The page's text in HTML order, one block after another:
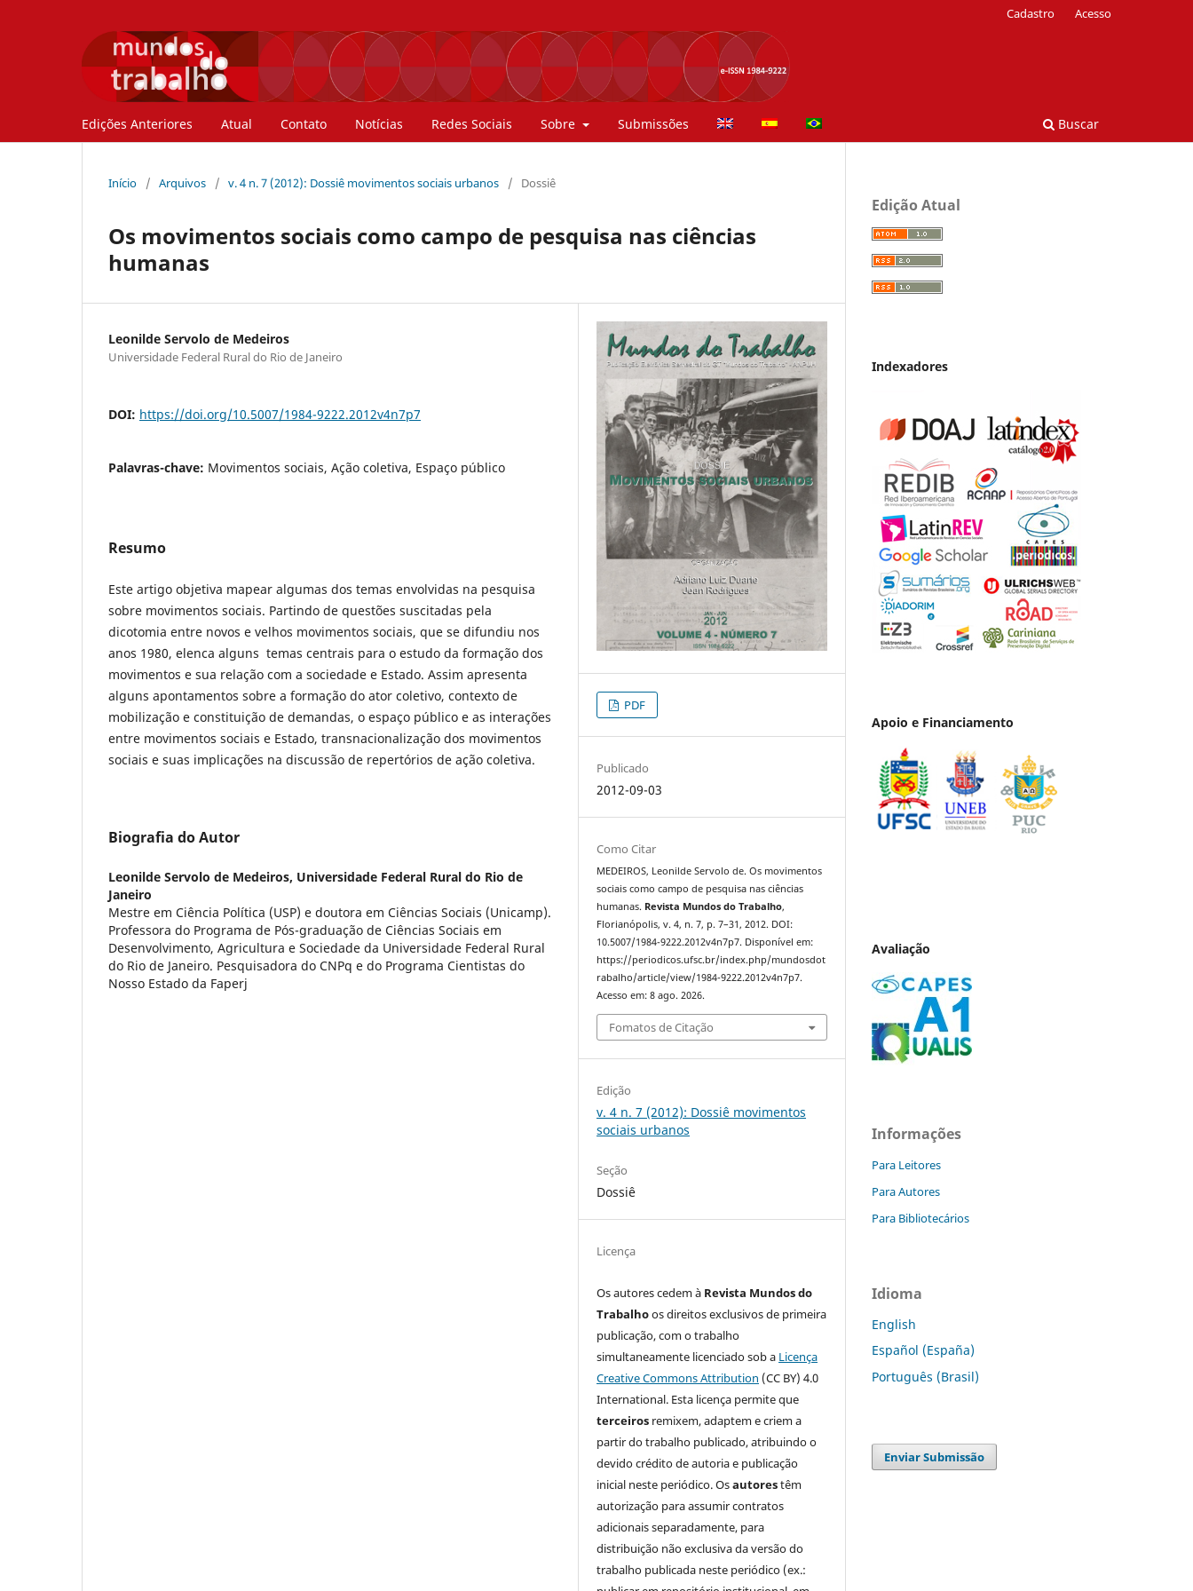
Edições Anteriores Atual Contato Notícias Redes Sociais Sobre Submissões Buscar
Cadastro Acesso
Início / Arquivos / v. 4 n. 7 (2012): Dossiê movimentos sociais urbanos / Dossiê
Os movimentos sociais como campo de pesquisa nas ciências
humanas
Leonilde Servolo de Medeiros
Universidade Federal Rural do Rio de Janeiro
DOI: https://doi.org/10.5007/1984-9222.2012v4n7p7
Palavras-chave: Movimentos sociais, Ação coletiva, Espaço público
Resumo
Este artigo objetiva mapear algumas dos temas envolvidas na pesquisa
sobre movimentos sociais. Partindo de questões suscitadas pela
dicotomia entre novos e velhos movimentos sociais, que se difundiu nos
anos 1980, elenca alguns temas centrais para o estudo da formação dos
movimentos e sua relação com a sociedade e Estado. Assim apresenta
alguns apontamentos sobre a formação do ator coletivo, contexto de
mobilização e constituição de demandas, o espaço público e as interações
entre movimentos sociais e Estado, transnacionalização dos movimentos
sociais e suas implicações na discussão de repertórios de ação coletiva.
Biografia do Autor
Leonilde Servolo de Medeiros, Universidade Federal Rural do Rio de
Janeiro
Mestre em Ciência Política (USP) e doutora em Ciências Sociais (Unicamp).
Professora do Programa de Pós-graduação de Ciências Sociais em
Desenvolvimento, Agricultura e Sociedade da Universidade Federal Rural
do Rio de Janeiro. Pesquisadora do CNPq e do Programa Cientistas do
Nosso Estado da Faperj
PDF
Publicado
2012-09-03
Como Citar
MEDEIROS, Leonilde Servolo de. Os movimentos
sociais como campo de pesquisa nas ciências
humanas. Revista Mundos do Trabalho,
Florianópolis, v. 4, n. 7, p. 7–31, 2012. DOI:
10.5007/1984-9222.2012v4n7p7. Disponível em:
https://periodicos.ufsc.br/index.php/mundosdot
rabalho/article/view/1984-9222.2012v4n7p7.
Acesso em: 8 ago. 2026.
Fomatos de Citação
Edição
v. 4 n. 7 (2012): Dossiê movimentos
sociais urbanos
Seção
Dossiê
Licença
Os autores cedem à Revista Mundos do
Trabalhoos direitos exclusivos de primeira
publicação, com o trabalho
simultaneamente licenciado sob a Licença
Creative Commons Attribution (CC BY) 4.0
International. Esta licença permite que
terceiros remixem, adaptem e criem a
partir do trabalho publicado, atribuindo o
devido crédito de autoria e publicação
inicial neste periódico. Osautorestêm
autorização para assumir contratos
adicionais separadamente, para
distribuição não exclusiva da versão do
trabalho publicada neste periódico (ex.:
Edição Atual
Indexadores
Apoio e Financiamento
Avaliação
Informações
Para Leitores
Para Autores
Para Bibliotecários
Idioma
English
Español (España)
Português (Brasil)
Enviar Submissão